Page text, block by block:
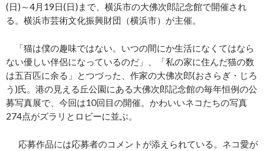
(日)～4月19日(日)まで、横浜市の大佛次郎記念館で開催され
る。横浜市芸術文化振興財団（横浜市）が主催。
「猫は僕の趣味ではない。いつの間にか生活になくてはなら
ない優しい伴侶になっているのだ」、「私の家に住んだ猫の数
は五百匹に余る」とつづった、作家の大佛次郎(おさらぎ・じろ
う)氏。港の見える丘公園にある大佛次郎記念館の毎年恒例の公
募写真展で、今回は10回目の開催。かわいいネコたちの写真
274点がズラリとロビーに並ぶ。
応募作品には応募者のコメントが添えられている。ネコ愛が